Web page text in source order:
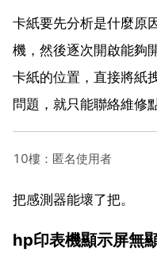
卡紙要先分析是什麼原
機，然後逐次開啟能夠
卡紙的位置，直接將紙
問題，就只能聯絡維修
10樓：匿名使用者
把感測器能壞了把。
hp印表機顯示屏無